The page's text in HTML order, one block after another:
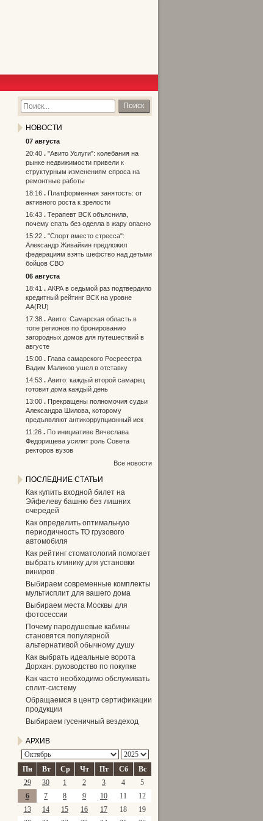
Поиск
НОВОСТИ
07 августа
20:40
"Авито Услуги": колебания на
рынке недвижимости привели к
структурным изменениям спроса на
ремонтные работы
18:16
Платформенная занятость: от
активного роста к зрелости
16:43
Терапевт ВСК объяснила,
почему спать без одеяла в жару опасно
15:22
"Спорт вместо стресса":
Александр Живайкин предложил
федерациям взять шефство над детьми
бойцов СВО
06 августа
18:41
АКРА в седьмой раз подтвердило
кредитный рейтинг ВСК на уровне
АА(RU)
17:38
Авито: Самарская область в
топе регионов по бронированию
загородных домов для путешествий в
августе
15:00
Глава самарского Росреестра
Вадим Маликов ушел в отставку
14:53
Авито: каждый второй самарец
готовит дома каждый день
13:00
Прекращены полномочия судьи
Александра Шилова, которому
предъявляют антикоррупционный иск
11:26
По инициативе Вячеслава
Федорищева усилят роль Совета
ректоров вузов
Все новости
ПОСЛЕДНИЕ СТАТЬИ
Как купить входной билет на
Эйфелеву башню без лишних
очередей
Как определить оптимальную
периодичность ТО грузового
автомобиля
Как рейтинг стоматологий помогает
выбрать клинику для установки
виниров
Выбираем современные комплекты
мультисплит для вашего дома
Выбираем места Москвы для
фотосессии
Почему пародушевые кабины
становятся популярной
альтернативой обычному душу
Как выбрать идеальные ворота
Дорхан: руководство по покупке
Как часто необходимо обслуживать
сплит-систему
Обращаемся в центр сертификации
продукции
Выбираем гусеничный вездеход
АРХИВ
Пн Вт Ср Чт Пт Сб
Вс
29
30 1 2 3 4
5
6
7 8 9 10 11
12
13
14 15 16 17 18
19